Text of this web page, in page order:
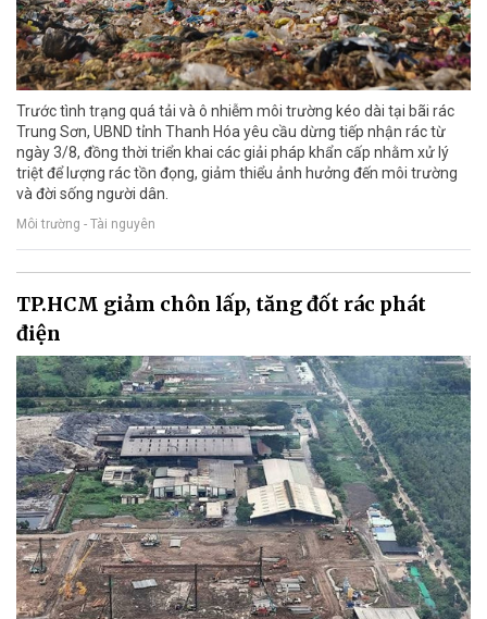
Trước tình trạng quá tải và ô nhiễm môi trường kéo dài tại bãi rác
Trung Sơn, UBND tỉnh Thanh Hóa yêu cầu dừng tiếp nhận rác từ
ngày 3/8, đồng thời triển khai các giải pháp khẩn cấp nhằm xử lý
triệt để lượng rác tồn đọng, giảm thiểu ảnh hưởng đến môi trường
và đời sống người dân.
Môi trường - Tài nguyên
TP.HCM giảm chôn lấp, tăng đốt rác phát
điện